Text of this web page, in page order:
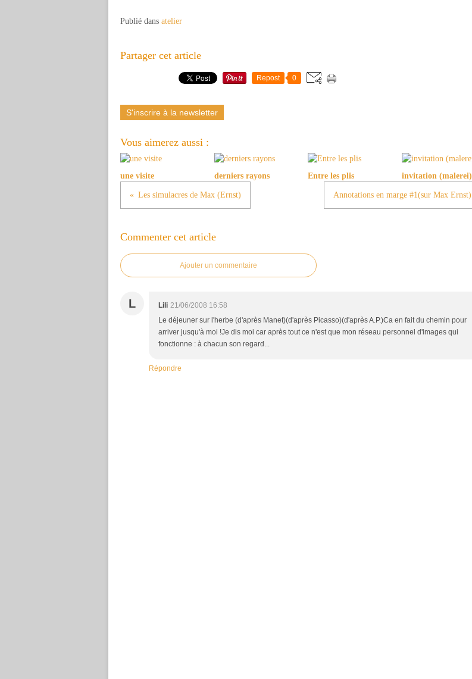
Publié dans atelier
Partager cet article
Repost 0
S'inscrire à la newsletter
Vous aimerez aussi :
une visite derniers rayons Entre les plis invitation (malerei)
Les simulacres de Max (Ernst) Annotations en marge #1(sur Max Ernst)
Commenter cet article
Ajouter un commentaire
L Lili 21/06/2008 16:58
Le déjeuner sur l'herbe (d'après Manet)(d'après Picasso)(d'après A.P.)Ca en fait du chemin pour
arriver jusqu'à moi !Je dis moi car après tout ce n'est que mon réseau personnel d'images qui
fonctionne : à chacun son regard...
Répondre